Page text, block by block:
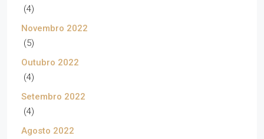
(4)
Novembro 2022
(5)
Outubro 2022
(4)
Setembro 2022
(4)
Agosto 2022